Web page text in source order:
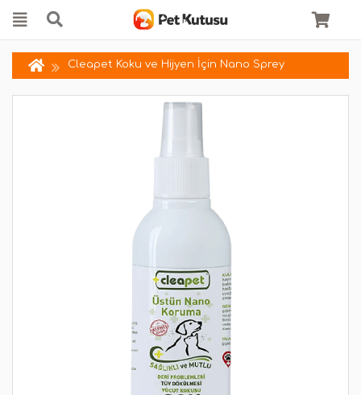
Cleapet Koku ve Hijyen İçin Nano Sprey